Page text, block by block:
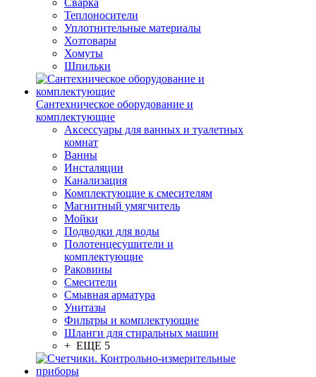
Сварка
Теплоносители
Уплотнительные материалы
Хозтовары
Хомуты
Шпильки
Сантехническое оборудование и
комплектующие
Аксессуары для ванных и туалетных
комнат
Ванны
Инсталяции
Канализация
Комплектующие к смесителям
Магнитный умягчитель
Мойки
Подводки для воды
Полотенцесушители и
комплектующие
Раковины
Смесители
Смывная арматура
Унитазы
Фильтры и комплектующие
Шланги для стиральных машин
+ ЕЩЕ 5